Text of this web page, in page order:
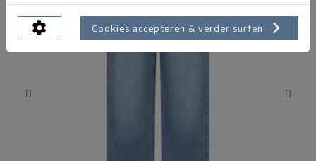
Cookies accepteren & verder surfen